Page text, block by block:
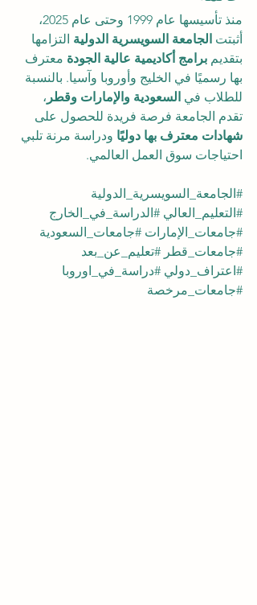
منذ تأسيسها عام 1999 وحتى عام 2025،
أثبتت الجامعة السويسرية الدولية التزامها
بتقديم برامج أكاديمية عالية الجودة معترف
بها رسميًا في الخليج وأوروبا وآسيا. بالنسبة
للطلاب في السعودية والإمارات وقطر ،
تقدم الجامعة فرصة فريدة للحصول على
شهادات معترف بها دوليًا ودراسة مرنة تلبي
احتياجات سوق العمل العالمي.
#الجامعة_السويسرية_الدولية
#التعليم_العالي #الدراسة_في_الخارج
#جامعات_الإمارات #جامعات_السعودية
#جامعات_قطر #تعليم_عن_بعد
#اعتراف_دولي #دراسة_في_اوروبا
#جامعات_مرخصة